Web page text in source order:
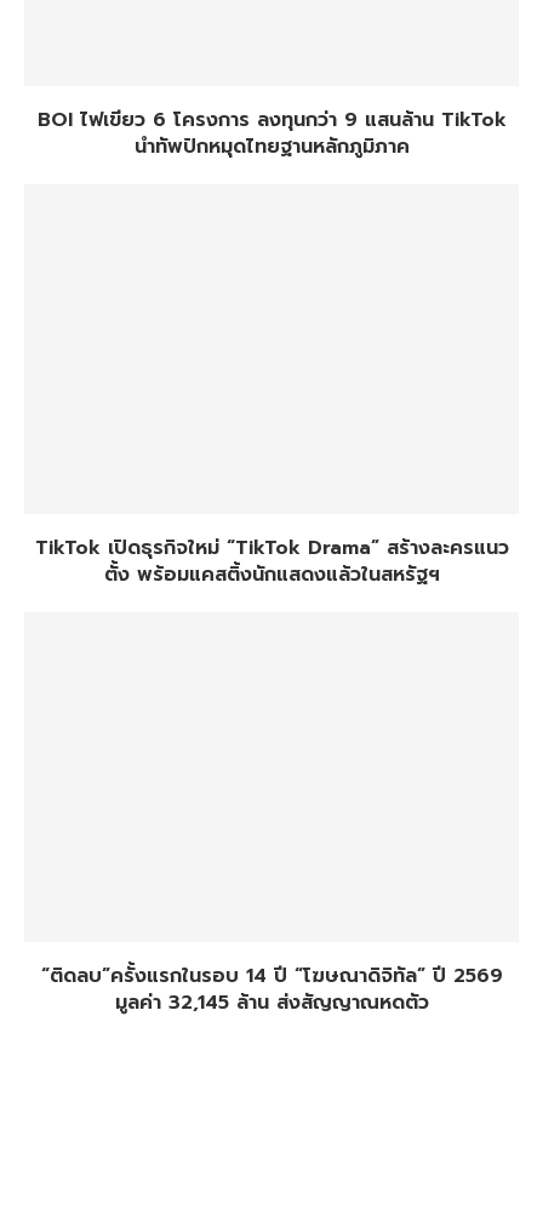
BOI ไฟเขียว 6 โครงการ ลงทุนกว่า 9 แสนล้าน TikTok
นำทัพปักหมุดไทยฐานหลักภูมิภาค
TikTok เปิดธุรกิจใหม่ “TikTok Drama” สร้างละครแนว
ตั้ง พร้อมแคสติ้งนักแสดงแล้วในสหรัฐฯ
“ติดลบ”ครั้งแรกในรอบ 14 ปี “โฆษณาดิจิทัล” ปี 2569
มูลค่า 32,145 ล้าน ส่งสัญญาณหดตัว